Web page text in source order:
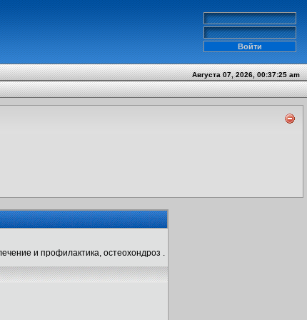
Августа 07, 2026, 00:37:25 am
и профилактика, остеохондроз .